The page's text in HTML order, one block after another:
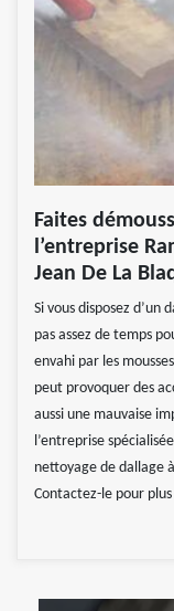
Faites
l’entreprise
Jean De La
Si vous disposez d’un
pas assez de temps
envahi par les
peut provoquer des
aussi une mauvaise
l’entreprise
nettoyage de dallage
Contactez-le pour